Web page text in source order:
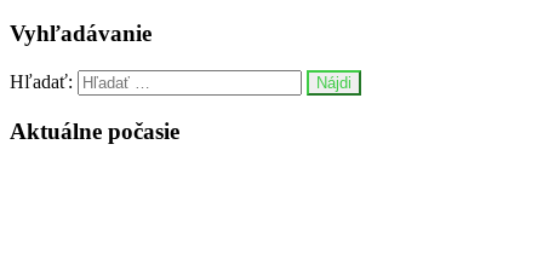
Vyhľadávanie
Hľadať:
Aktuálne počasie